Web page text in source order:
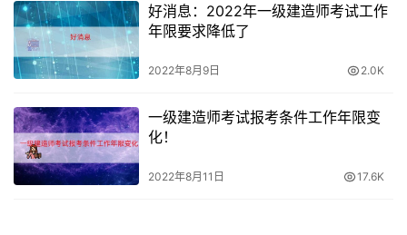
好消息：2022年一级建造师考试工作
年限要求降低了
2022年8月9日 2.0K
一级建造师考试报考条件工作年限变
化！
2022年8月11日 17.6K